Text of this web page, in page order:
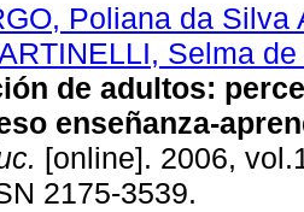
Poliana da Silva
Selma
de adultos:
enseñanza-
[online]. 2006,
2175-3539.